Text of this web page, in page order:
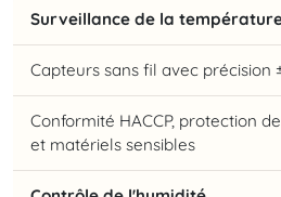
Surveillance de la
Capteurs sans fil avec précision
Conformité HACCP, protection
et matériels sensibles